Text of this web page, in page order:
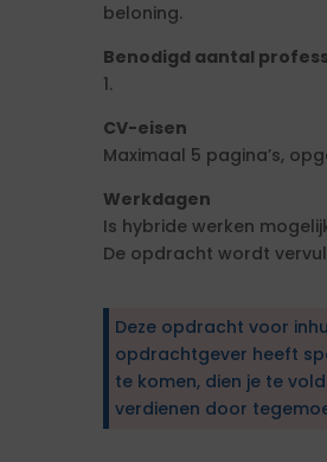
beloning.
Benodigd aantal
1.
CV-eisen
Maximaal 5 pagina’s,
Werkdagen
Is hybride werken
De opdracht wordt
Deze opdracht voor
opdrachtgever heeft
te komen, dien je te
verdienen door